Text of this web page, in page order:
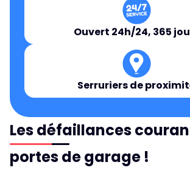
Ouvert 24h/24, 365
Serruriers de
Les défaillances
portes de garage !